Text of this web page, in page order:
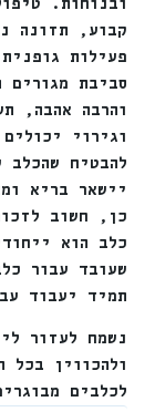
ובנוחות.
קבוע, תזונה
פעילות
סביבת מגורים
והרבה אהבה,
וגירוי
להבטיח שהכלב
יישאר בריא
כן, חשוב
כלב הוא
שעובד עבור
תמיד יעבוד
נשמח לעזור
ולהכווין בכל
לכלבים